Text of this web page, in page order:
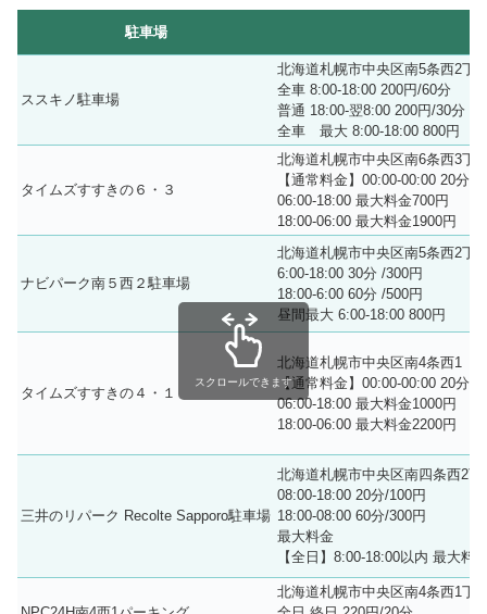
駐車場
ススキノ駐車場
北海道札幌市中央区南5条西2丁
全車 8:00-18:00 200円/60分
普通 18:00-翌8:00 200円/30分
全車 最大 8:00-18:00 800円
タイムズすすきの６・３
北海道札幌市中央区南6条西3丁
【通常料金】00:00-00:00 20分
06:00-18:00 最大料金700円
18:00-06:00 最大料金1900円
ナビパーク南５西２駐車場
北海道札幌市中央区南5条西2丁
6:00-18:00 30分 /300円
18:00-6:00 60分 /500円
昼間最大 6:00-18:00 800円
タイムズすすきの４・１
北海道札幌市中央区南4条西1
【通常料金】00:00-00:00 20分
06:00-18:00 最大料金1000円
18:00-06:00 最大料金2200円
三井のリパーク Recolte Sapporo駐車場
北海道札幌市中央区南四条西2丁
08:00-18:00 20分/100円
18:00-08:00 60分/300円
最大料金
【全日】8:00-18:00以内 最大料
北海道札幌市中央区南4条西1丁
スクロールできます